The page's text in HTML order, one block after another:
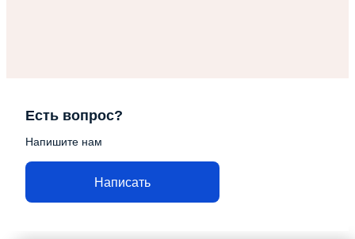
Есть вопрос?
Напишите нам
Написать